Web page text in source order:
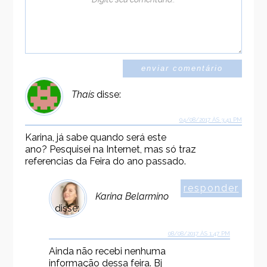
Thaís disse:
04/08/2017 ÀS 3:41 PM
Karina, já sabe quando será este
ano? Pesquisei na Internet, mas só traz
referencias da Feira do ano passado.
responder
Karina Belarmino
disse:
08/08/2017 ÀS 1:47 PM
Ainda não recebi nenhuma
informação dessa feira. Bj